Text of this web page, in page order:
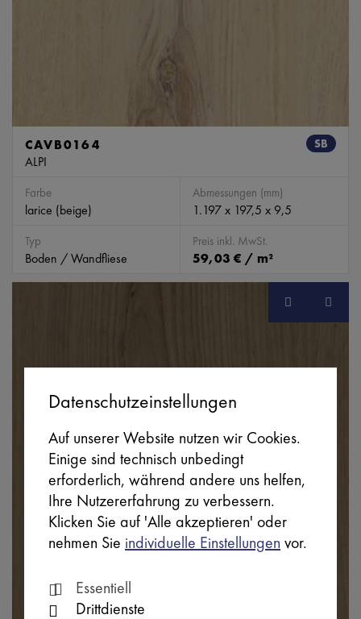
SB
CAVB0164
ALPI
Farbe
larice (beige)
Abmessungen (mm)
1.197 x 197,5 x 9,5
Typ
Boden / Wandfliese
Preis inkl. MwSt.
59,03 € / m²
Datenschutzeinstellungen
Auf unserer Website nutzen wir Cookies.
Einige sind technisch unbedingt
erforderlich, während andere uns helfen,
Ihre Nutzererfahrung zu verbessern.
Klicken Sie auf 'Alle akzeptieren' oder
nehmen Sie individuelle Einstellungen vor.
Essentiell
Drittdienste